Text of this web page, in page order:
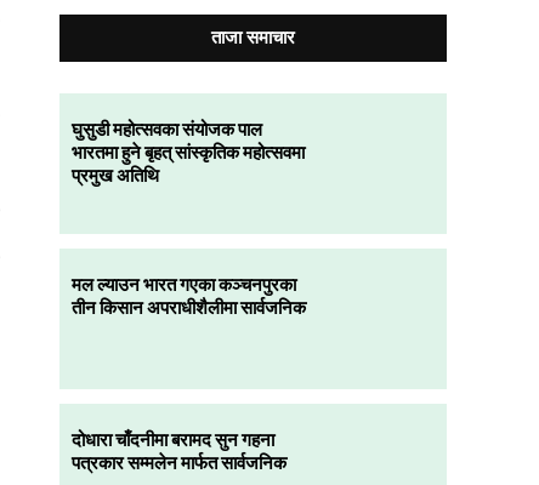
ताजा समाचार
घुसुडी महोत्सवका संयोजक पाल
भारतमा हुने बृहत् सांस्कृतिक महोत्सवमा
प्रमुख अतिथि
मल ल्याउन भारत गएका कञ्चनपुरका
तीन किसान अपराधीशैलीमा सार्वजनिक
दोधारा चाँदनीमा बरामद सुन गहना
पत्रकार सम्मलेन मार्फत सार्वजनिक